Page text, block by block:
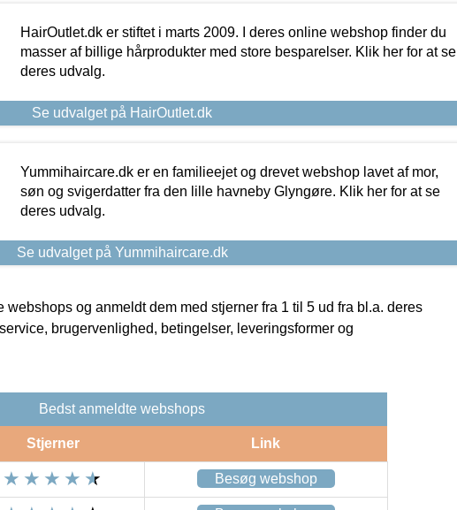
HairOutlet.dk er stiftet i marts 2009. I deres online webshop finder du
masser af billige hårprodukter med store besparelser. Klik her for at se
deres udvalg.
Se udvalget på HairOutlet.dk
Yummihaircare.dk er en familieejet og drevet webshop lavet af mor,
søn og svigerdatter fra den lille havneby Glyngøre. Klik her for at se
deres udvalg.
Se udvalget på Yummihaircare.dk
og anmeldt dem med stjerner fra 1 til 5 ud fra bl.a. deres
brugervenlighed, betingelser, leveringsformer og
Bedst anmeldte webshops
Stjerner Link
Besøg webshop